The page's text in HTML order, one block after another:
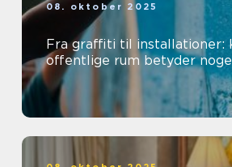
08. oktober 2025
Fra graffiti til installationer:
offentlige rum betyder